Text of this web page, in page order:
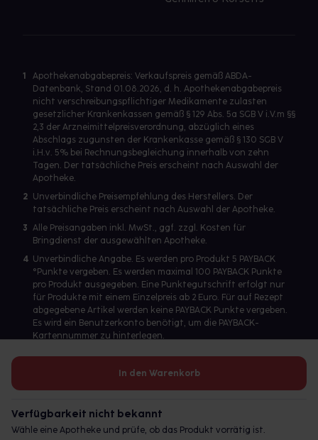
In den Warenkorb
Verfügbarkeit nicht bekannt
Wähle eine Apotheke und prüfe, ob das Produkt vorrätig ist.
1
Apothekenabgabepreis: Verkaufspreis gemäß ABDA-
Datenbank, Stand 01.08.2026, d. h. Apothekenabgabepreis
nicht verschreibungspflichtiger Medikamente zulasten
gesetzlicher Krankenkassen gemäß § 129 Abs. 5a SGB V i.V.m §§
2,3 der Arzneimittelpreisverordnung, abzüglich eines
Abschlags zugunsten der Krankenkasse gemäß § 130 SGB V
i.H.v. 5% bei Rechnungsbegleichung innerhalb von zehn
Tagen. Der tatsächliche Preis erscheint nach Auswahl der
Apotheke.
2 Unverbindliche Preisempfehlung des Herstellers. Der
tatsächliche Preis erscheint nach Auswahl der Apotheke.
3 Alle Preisangaben inkl. MwSt., ggf. zzgl. Kosten für
Bringdienst der ausgewählten Apotheke.
4 Unverbindliche Angabe. Es werden pro Produkt 5 PAYBACK
°Punkte vergeben. Es werden maximal 100 PAYBACK Punkte
pro Produkt ausgegeben. Eine Punktegutschrift erfolgt nur
für Produkte mit einem Einzelpreis ab 2 Euro. Für auf Rezept
abgegebene Artikel werden keine PAYBACK Punkte vergeben.
Es wird ein Benutzerkonto benötigt, um die PAYBACK-
Kartennummer zu hinterlegen.
Betreiber des Portals und verantwortlich: gesund.de GmbH &
© 2026 gesund.de GmbH & Co. KG